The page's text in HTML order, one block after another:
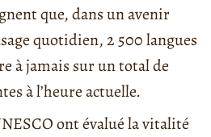
que, dans un avenir
quotidien, 2 500 langues
à jamais sur un total de
à l’heure actuelle.
ont évalué la vitalité